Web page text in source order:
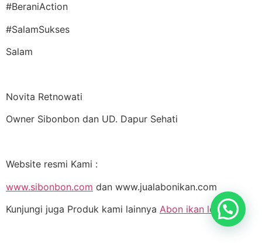
#BeraniAction
#SalamSukses
Salam
Novita Retnowati
Owner Sibonbon dan UD. Dapur Sehati
Website resmi Kami :
www.sibonbon.com dan www.jualabonikan.com
Kunjungi juga Produk kami lainnya Abon ikan lele